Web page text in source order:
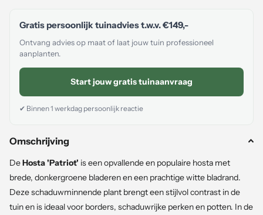
Gratis persoonlijk tuinadvies t.w.v.€149,-
Ontvang advies op maat of laat jouw tuin professioneel
aanplanten.
Start jouw gratis tuinaanvraag
✔ Binnen 1 werkdag persoonlijk reactie
Omschrijving
DeHosta 'Patriot' is een opvallende en populaire hosta met
brede, donkergroene bladeren en een prachtige witte bladrand.
Deze schaduwminnende plant brengt een stijlvol contrast in de
tuin en is ideaal voor borders, schaduwrijke perken en potten. In de